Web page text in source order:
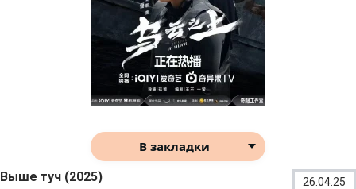
В закладки
Выше туч (2025) 26.04.25